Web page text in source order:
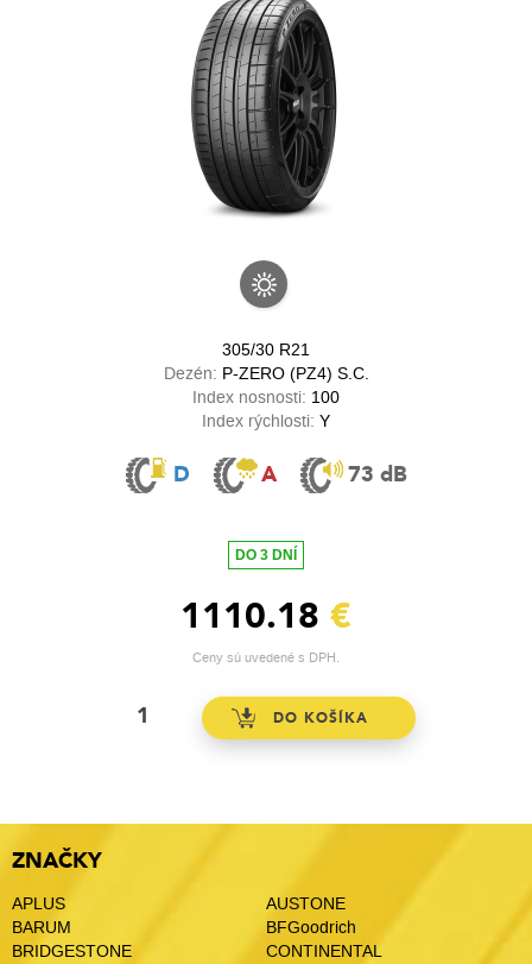
305/30 R21
Dezén: P-ZERO (PZ4) S.C.
Index nosnosti: 100
Index rýchlosti: Y
D A 73 dB
DO 3 DNÍ
1110.18 €
Ceny sú uvedené s DPH.
ZNAČKY
APLUS
AUSTONE
BARUM
BFGoodrich
BRIDGESTONE
CONTINENTAL